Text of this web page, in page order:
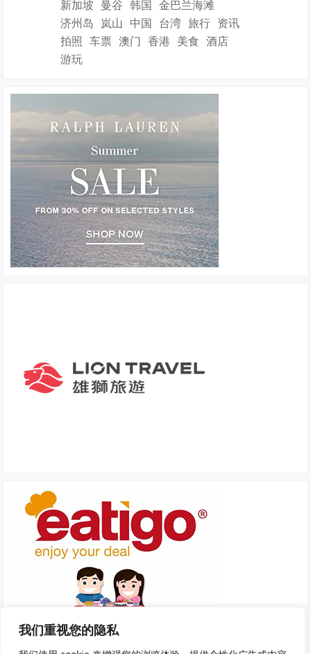
我们重视您的隐私
新加坡 曼谷 韩国 金巴兰海滩
济州岛 岚山 中国 台湾 旅行 资讯
拍照 车票 澳门 香港 美食 酒店
游玩